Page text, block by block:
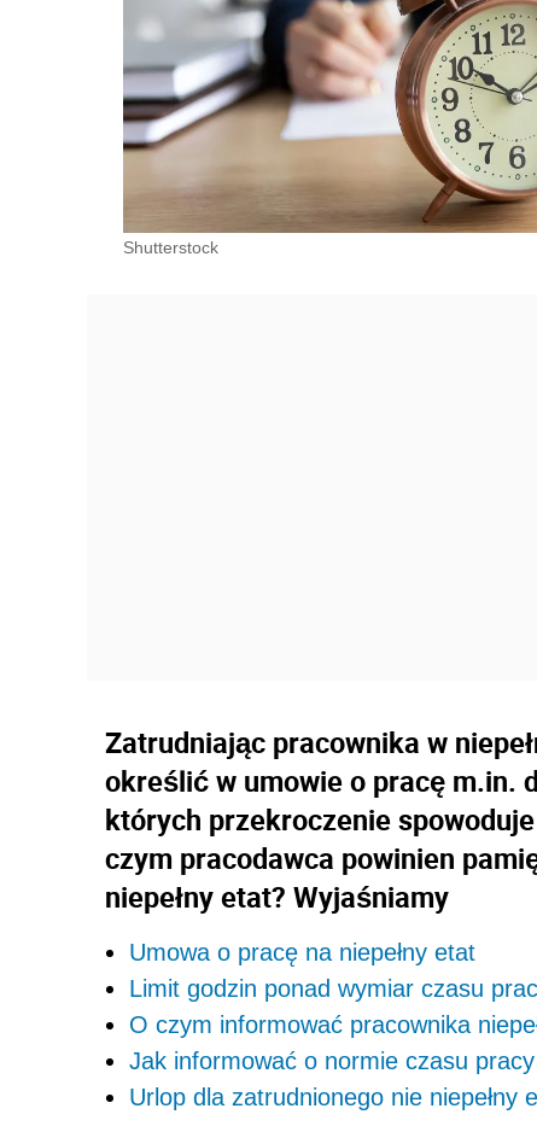
Shutterstock
Zatrudniając pracownika w
określić w umowie o pracę m.in.
których przekroczenie
czym pracodawca powinien
niepełny etat? Wyjaśniamy
Umowa o pracę na niepełny etat
Limit godzin ponad wymiar czasu
O czym informować pracownika
Jak informować o normie czasu pracy
Urlop dla zatrudnionego nie niepełny